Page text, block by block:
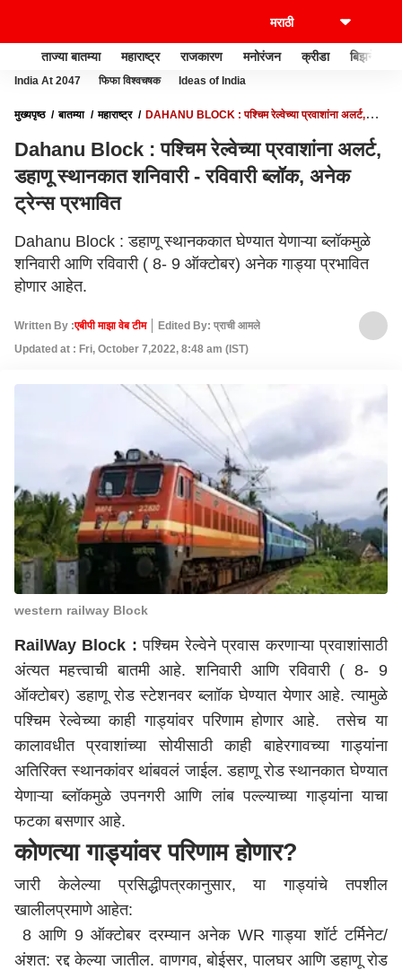
ताज्या बातम्या महाराष्ट्र राजकारण मनोरंजन क्रीडा बिझनेस
India At 2047 फिफा विश्वचषक Ideas of India
मुख्यपृष्ठ बातम्या महाराष्ट्र
DAHANU BLOCK : पश्चिम रेल्वेच्या प्रवाशांना अलर्ट,
Dahanu Block : पश्चिम रेल्वेच्या प्रवाशांना अलर्ट,
डहाणू स्थानकात शनिवारी - रविवारी ब्लॉक, अनेक
ट्रेन्स प्रभावित
Dahanu Block : डहाणू स्थानककात घेण्यात येणाऱ्या ब्लॉकमुळे
शनिवारी आणि रविवारी ( 8- 9 ऑक्टोबर) अनेक गाड्या प्रभावित
होणार आहेत.
Written By :एबीपी माझा वेब टीम
Edited By: प्राची आमले
Updated at : Fri, October 7,2022, 8:48 am (IST)
western railway Block
RailWay Block : पश्चिम रेल्वेने प्रवास करणाऱ्या प्रवाशांसाठी
अंत्यत महत्त्वाची बातमी आहे. शनिवारी आणि रविवारी ( 8- 9
ऑक्टोबर) डहाणू रोड स्टेशनवर ब्लाॉक घेण्यात येणार आहे. त्यामुळे
पश्चिम रेल्वेच्या काही गाड्यांवर परिणाम होणार आहे. तसेच या
कालावधीत प्रवाशांच्या सोयीसाठी काही बाहेरगावच्या गाड्यांना
अतिरिक्त स्थानकांवर थांबवलं जाईल. डहाणू रोड स्थानकात घेण्यात
येणाऱ्या ब्लॉकमुळे उपनगरी आणि लांब पल्ल्याच्या गाड्यांना याचा
फटका बसणार आहे.
कोणत्या गाड्यांवर परिणाम होणार?
जारी केलेल्या प्रसिद्धीपत्रकानुसार, या गाड्यांचे तपशील
खालीलप्रमाणे आहेत:
8 आणि 9 ऑक्टोबर दरम्यान अनेक WR गाड्या शॉर्ट टर्मिनेट/
अंशत: रद्द केल्या जातील. वाणगव, बोईसर, पालघर आणि डहाणू रोड